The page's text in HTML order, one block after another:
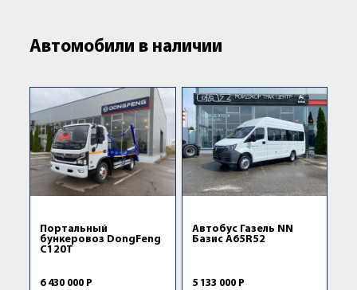
Автомобили в наличии
Портальный
бункеровоз DongFeng
C120Т
6 430 000 Р
Автобус Газель NN
Базис A65R52
5 133 000 Р